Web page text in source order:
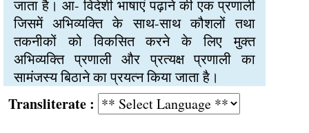
जाता है। आ- विदेशी भाषाएं पढ़ाने की एक प्रणाली
जिसमें अभिव्यक्ति के साथ-साथ कौशलों तथा
तकनीकों को विकसित करने के लिए मुक्त
अभिव्यक्ति प्रणाली और प्रत्यक्ष प्रणाली का
सामंजस्य बिठाने का प्रयत्न किया जाता है।
: